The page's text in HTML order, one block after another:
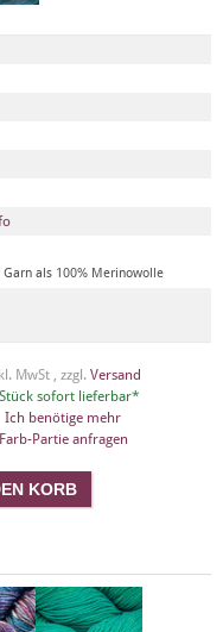
als 100% Merinowolle
MwSt , zzgl. Versand
sofort lieferbar*
Ich benötige mehr
Farb-Partie anfragen